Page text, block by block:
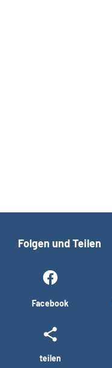
Folgen und Teilen
Facebook
teilen